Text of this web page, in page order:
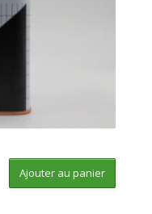
Ajouter au panier